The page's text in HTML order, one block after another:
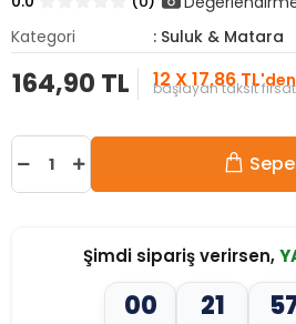
Kategori
: Suluk & Matara
164,90 TL 12 X 17,86 TL'den
başlayan taksit
Şimdi sipariş verirsen,
00 21